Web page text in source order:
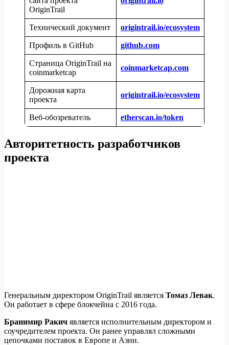
OriginTrail
Технический документ origintrail.io/ecosystem
Профиль в GitHub github.com
Страница OriginTrail на
coinmarketcap
coinmarketcap.com
Дорожная карта
проекта
origintrail.io/ecosystem
Веб-обозреватель etherscan.io/token
Авторитетность разработчиков
проекта
Генеральным директором OriginTrail является Томаз Левак.
Он работает в сфере блокчейна с 2016 года.
Бранимир Ракич является исполнительным директором и
соучредителем проекта. Он ранее управлял сложными
цепочками поставок в Европе и Азии.